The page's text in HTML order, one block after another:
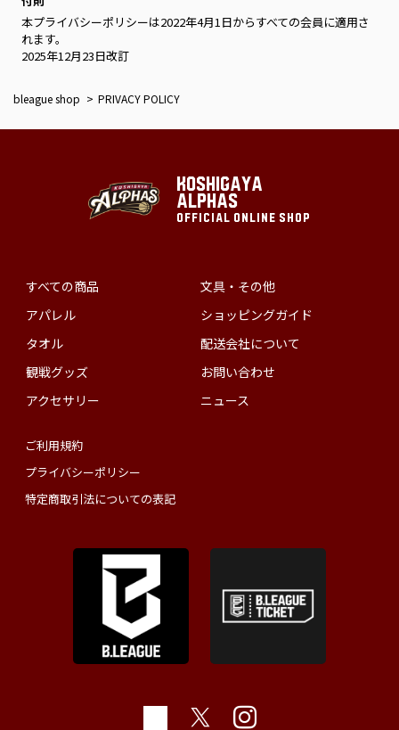
本プライバシーポリシーは2022年4月1日からすべての会員に適用さ
れます。
2025年12月23日改訂
bleague shop PRIVACY POLICY
KOSHIGAYA
ALPHAS
OFFICIAL ONLINE SHOP
すべての商品
アパレル
タオル
観戦グッズ
アクセサリー
文具・その他
ショッピングガイド
配送会社について
お問い合わせ
ニュース
ご利用規約
プライバシーポリシー
特定商取引法についての表記